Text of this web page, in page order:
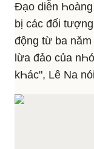
Đạo diễn
bị các đối
động từ ba
lừa đảo của
kҺác", Lê Na